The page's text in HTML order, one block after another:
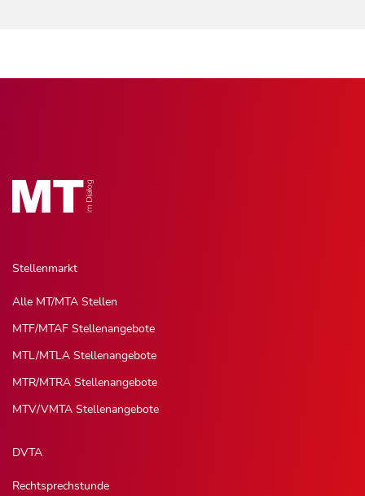
Stellenmarkt
Alle MT/MTA Stellen
MTF/MTAF Stellenangebote
MTL/MTLA Stellenangebote
MTR/MTRA Stellenangebote
MTV/VMTA Stellenangebote
DVTA
Rechtsprechstunde